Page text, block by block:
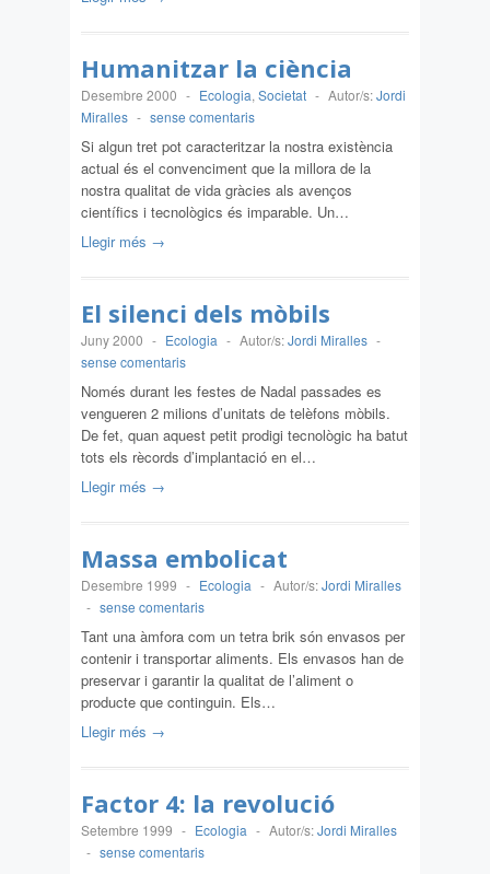
Humanitzar la ciència
Desembre 2000 - Ecologia, Societat - Autor/s:Jordi
Miralles - sense comentaris
Si algun tret pot caracteritzar la nostra existència
actual és el convenciment que la millora de la
nostra qualitat de vida gràcies als avenços
científics i tecnològics és imparable. Un…
Llegir més →
El silenci dels mòbils
Juny 2000 - Ecologia - Autor/s:Jordi Miralles -
sense comentaris
Només durant les festes de Nadal passades es
vengueren 2 milions d’unitats de telèfons mòbils.
De fet, quan aquest petit prodigi tecnològic ha batut
tots els rècords d’implantació en el…
Llegir més →
Massa embolicat
Desembre 1999 - Ecologia - Autor/s:Jordi Miralles
- sense comentaris
Tant una àmfora com un tetra brik són envasos per
contenir i transportar aliments. Els envasos han de
preservar i garantir la qualitat de l’aliment o
producte que continguin. Els…
Llegir més →
Factor 4: la revolució
Setembre 1999 - Ecologia - Autor/s:Jordi Miralles
- sense comentaris